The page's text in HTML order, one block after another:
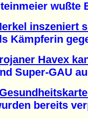
wußte
inszeniert
Havex
Super-GAU
bereits